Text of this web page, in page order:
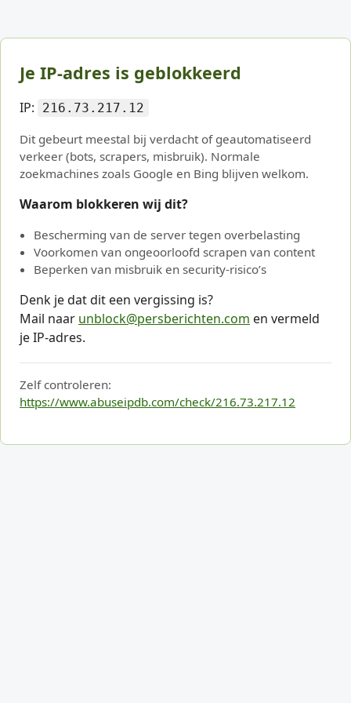
Je IP-adres is geblokkeerd
IP: 216.73.217.12
Dit gebeurt meestal bij verdacht of geautomatiseerd
verkeer (bots, scrapers, misbruik). Normale
zoekmachines zoals Google en Bing blijven welkom.
Waarom blokkeren wij dit?
Bescherming van de server tegen overbelasting
Voorkomen van ongeoorloofd scrapen van content
Beperken van misbruik en security-risico’s
Denk je dat dit een vergissing is?
Mail naar unblock@persberichten.com en vermeld
je IP-adres.
Zelf controleren:
https://www.abuseipdb.com/check/216.73.217.12